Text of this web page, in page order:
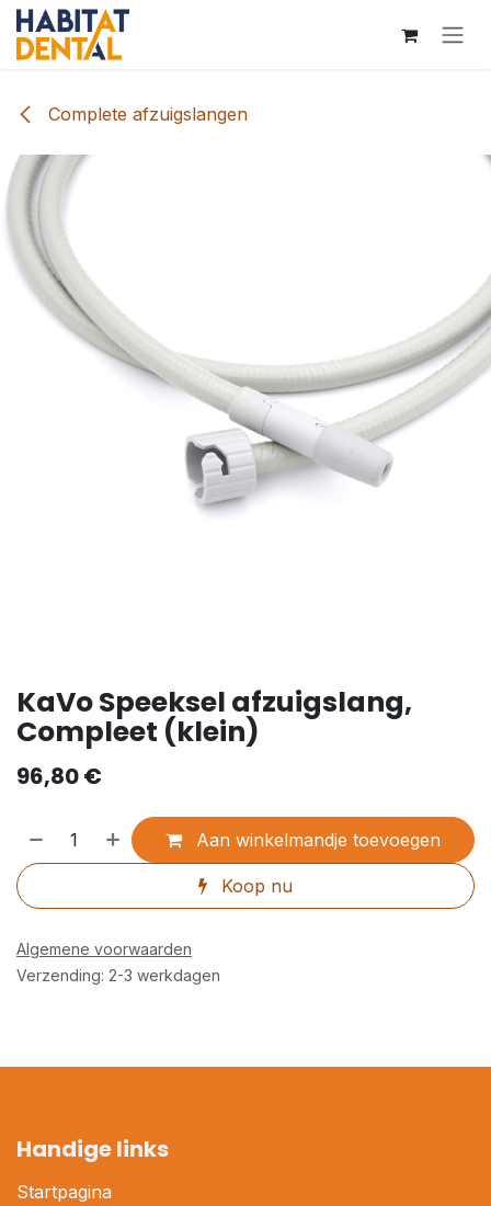
Overslaan naar inhoud
Complete afzuigslangen
KaVo Speeksel afzuigslang,
Compleet (klein)
96,80€
Aan winkelmandje toevoegen
Koop nu
Algemene voorwaarden
Verzending: 2-3 werkdagen
Handige links
Startpagina